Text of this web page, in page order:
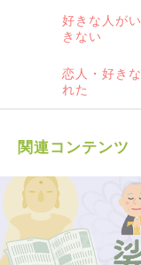
好きな人が
きない
恋人・好き
れた
関連コンテンツ